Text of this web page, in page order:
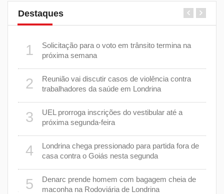
Destaques
1
Solicitação para o voto em trânsito termina na
próxima semana
2
Reunião vai discutir casos de violência contra
trabalhadores da saúde em Londrina
3
UEL prorroga inscrições do vestibular até a
próxima segunda-feira
4
Londrina chega pressionado para partida fora de
casa contra o Goiás nesta segunda
5
Denarc prende homem com bagagem cheia de
maconha na Rodoviária de Londrina